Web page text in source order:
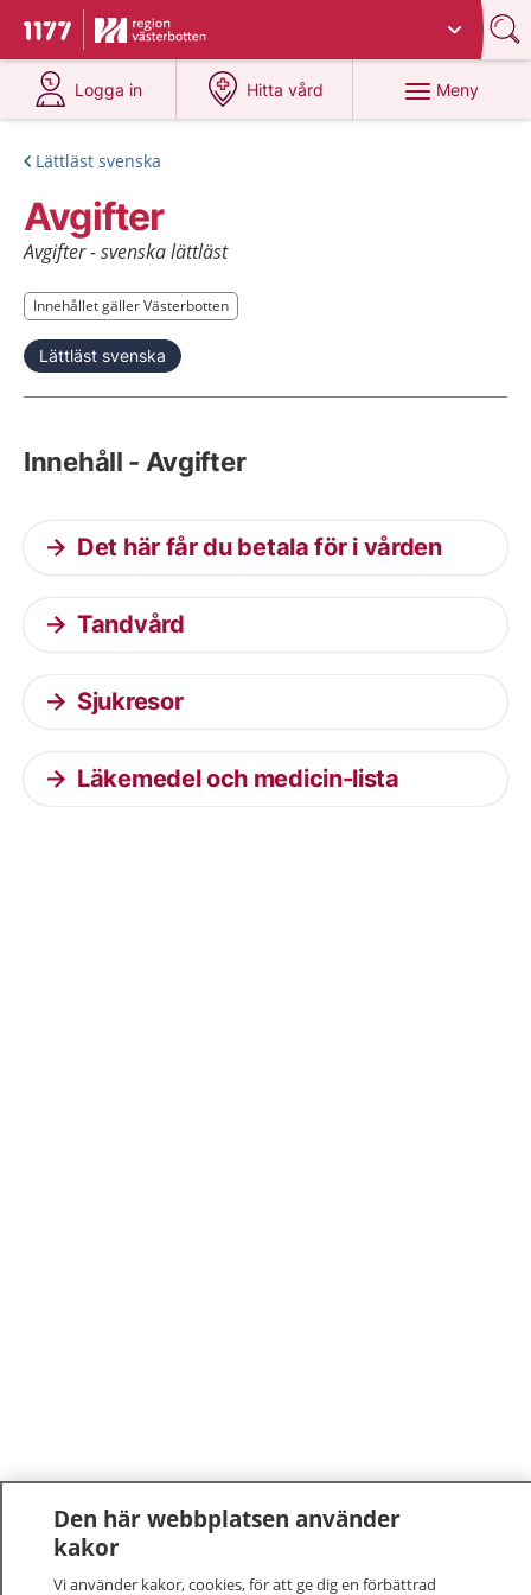
Till startsidan för 1177
Du har valt region
Logga in
på 1177.se
Hitta vård
på 1177.se
Meny
Lättläst svenska
Avgifter
Avgifter - svenska lättläst
Innehållet gäller Västerbotten
Innehållet gäller Västerbotten
Lättläst svenska
Innehåll - Avgifter
Det här får du betala för i vården
Tandvård
Sjukresor
Läkemedel och medicin-lista
Den här webbplatsen använder
kakor
Vi använder kakor, cookies, för att ge dig en förbättrad